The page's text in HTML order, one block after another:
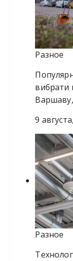
Разное
вибрати
9
Разное